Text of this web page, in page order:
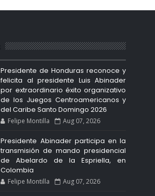
Presidente de Honduras reconoce y
felicita al presidente Luis Abinader
por extraordinario éxito organizativo
de los Juegos Centroamericanos y
del Caribe Santo Domingo 2026
Felipe Montilla Aug 07, 2026
Presidente Abinader participa en la
transmisión de mando presidencial
de Abelardo de la Espriella, en
Colombia
Felipe Montilla Aug 07, 2026